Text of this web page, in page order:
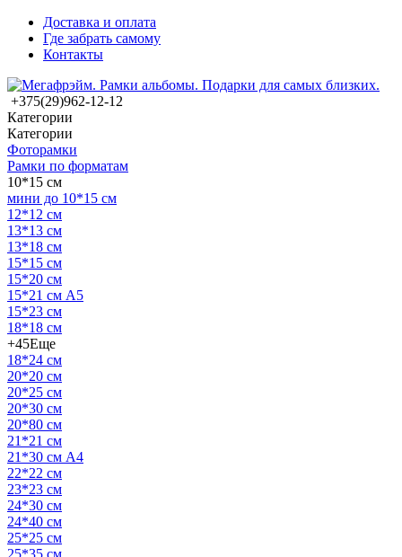
Доставка и оплата
Где забрать самому
Контакты
+375(29)962-12-12
Категории
Категории
Фоторамки
Рамки по форматам
10*15 см
мини до 10*15 см
12*12 см
13*13 см
13*18 см
15*15 см
15*20 см
15*21 см А5
15*23 см
18*18 см
+45Еще
18*24 см
20*20 см
20*25 см
20*30 см
20*80 см
21*21 см
21*30 см А4
22*22 см
23*23 см
24*30 см
24*40 см
25*25 см
25*35 см